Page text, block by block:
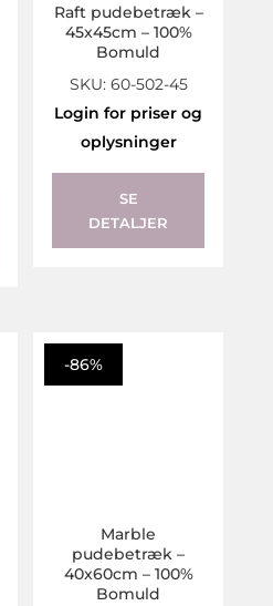
Raft pudebetræk –
45x45cm – 100%
Bomuld
SKU: 60-502-45
Login for priser og
oplysninger
SE
DETALJER
-86%
Marble
pudebetræk –
40x60cm – 100%
Bomuld